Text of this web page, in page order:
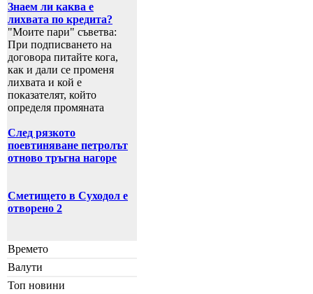
Знаем ли каква е
лихвата по кредита?
"Моите пари" съветва:
При подписването на
договора питайте кога,
как и дали се променя
лихвата и кой е
показателят, който
определя промяната
След рязкото
поевтиняване петролът
отново тръгна нагоре
Сметището в Суходол е
отворено 2
Времето
Валути
Топ новини